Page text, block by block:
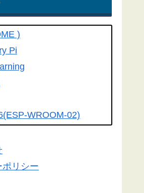
技術情報誌Ｉ／Ｏ（アイ
04号にもこちらの記事
て頂きました。有難うござ
事
ました。ありがとうござい
した。ありがとうござい
)
Pi
WROOM-02)
ト
ポリシー